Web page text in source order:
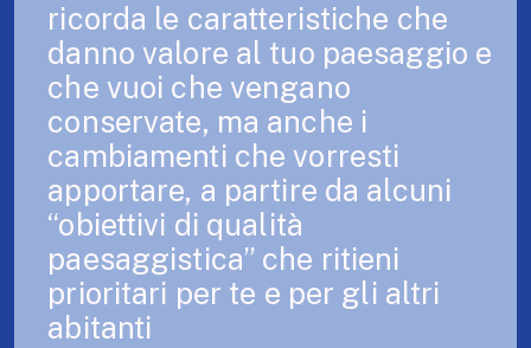
ricorda le caratteristiche che
danno valore al tuo paesaggio e
che vuoi che vengano
conservate, ma anche i
cambiamenti che vorresti
apportare, a partire da alcuni
“obiettivi di qualità
paesaggistica” che ritieni
prioritari per te e per gli altri
abitanti